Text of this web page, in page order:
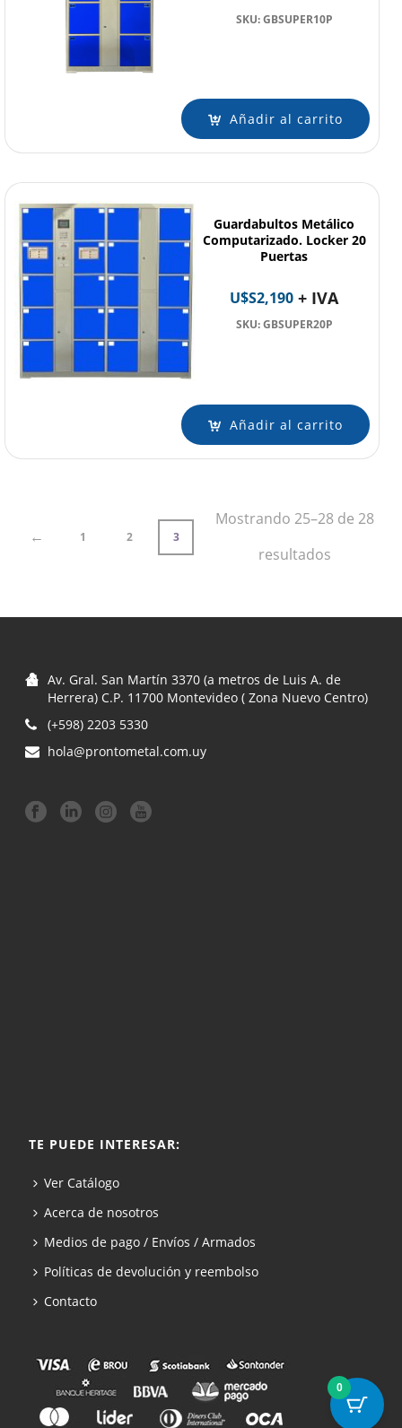
SKU: GBSUPER10P
Añadir al carrito
Guardabultos Metálico
Computarizado. Locker 20
Puertas
U$S2,190 + IVA
SKU: GBSUPER20P
Añadir al carrito
← 1 2 3
Mostrando 25–28 de 28
resultadosOrdenado
a
Av. Gral. San Martín 3370 (a metros de Luis A. de
Herrera) C.P. 11700 Montevideo ( Zona Nuevo Centro)
(+598) 2203 5330
hola@prontometal.com.uy
TE PUEDE INTERESAR:
Ver Catálogo
Acerca de nosotros
Medios de pago / Envíos / Armados
Políticas de devolución y reembolso
Contacto
0